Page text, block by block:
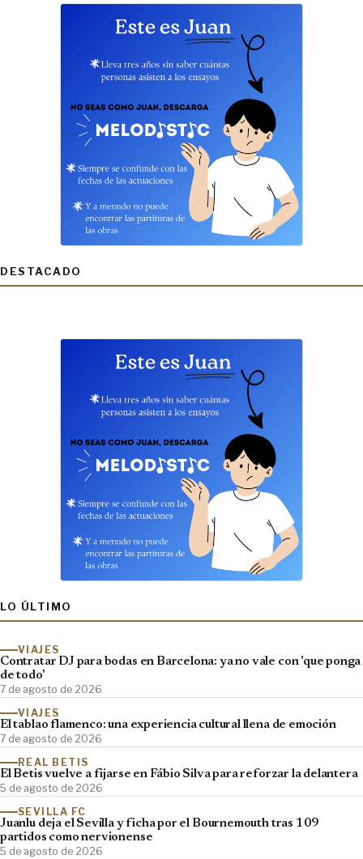
DESTACADO
LO ÚLTIMO
VIAJES
Contratar DJ para bodas en Barcelona: ya no vale con 'que ponga
de todo'
7 de agosto de 2026
VIAJES
El tablao flamenco: una experiencia cultural llena de emoción
7 de agosto de 2026
REAL BETIS
El Betis vuelve a fijarse en Fábio Silva para reforzar la delantera
5 de agosto de 2026
SEVILLA FC
Juanlu deja el Sevilla y ficha por el Bournemouth tras 109
partidos como nervionense
5 de agosto de 2026